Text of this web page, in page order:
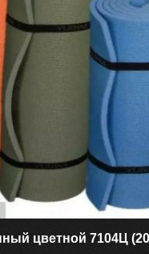
цветной 7104Ц